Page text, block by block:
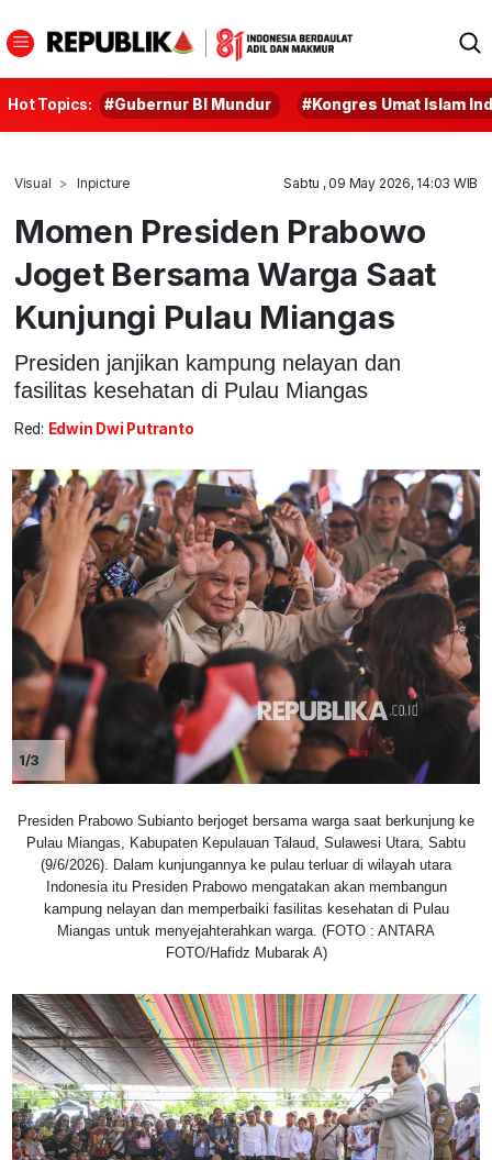
Hot Topics: #Gubernur BI Mundur #Kongres Umat Islam
Visual Inpicture Sabtu , 09 May 2026, 14:03 WIB
Momen Presiden Prabowo
Joget Bersama Warga Saat
Kunjungi Pulau Miangas
Presiden janjikan kampung nelayan dan
fasilitas kesehatan di Pulau Miangas
Red: Edwin Dwi Putranto
1/3
Presiden Prabowo Subianto berjoget bersama warga saat berkunjung ke
Pulau Miangas, Kabupaten Kepulauan Talaud, Sulawesi Utara, Sabtu
(9/6/2026). Dalam kunjungannya ke pulau terluar di wilayah utara
Indonesia itu Presiden Prabowo mengatakan akan membangun
kampung nelayan dan memperbaiki fasilitas kesehatan di Pulau
Miangas untuk menyejahterahkan warga. (FOTO : ANTARA
FOTO/Hafidz Mubarak A)